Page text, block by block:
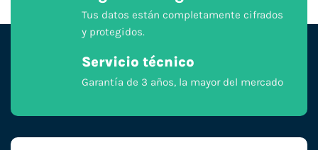
Tus datos están completamente cifrados
y protegidos.
Servicio técnico
Garantía de 3 años, la mayor del mercado